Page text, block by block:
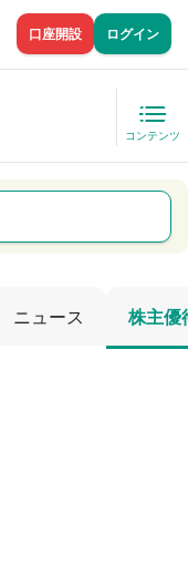
口座開設 ログイン
コンテンツ
ニュース 株主優